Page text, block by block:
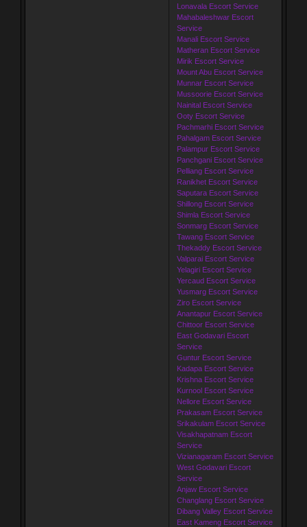
Lonavala Escort Service
Mahabaleshwar Escort
Service
Manali Escort Service
Matheran Escort Service
Mirik Escort Service
Mount Abu Escort Service
Munnar Escort Service
Mussoorie Escort Service
Nainital Escort Service
Ooty Escort Service
Pachmarhi Escort Service
Pahalgam Escort Service
Palampur Escort Service
Panchgani Escort Service
Pelliang Escort Service
Ranikhet Escort Service
Saputara Escort Service
Shillong Escort Service
Shimla Escort Service
Sonmarg Escort Service
Tawang Escort Service
Thekaddy Escort Service
Valparai Escort Service
Yelagiri Escort Service
Yercaud Escort Service
Yusmarg Escort Service
Ziro Escort Service
Anantapur Escort Service
Chittoor Escort Service
East Godavari Escort
Service
Guntur Escort Service
Kadapa Escort Service
Krishna Escort Service
Kurnool Escort Service
Nellore Escort Service
Prakasam Escort Service
Srikakulam Escort Service
Visakhapatnam Escort
Service
Vizianagaram Escort Service
West Godavari Escort
Service
Anjaw Escort Service
Changlang Escort Service
Dibang Valley Escort Service
East Kameng Escort Service